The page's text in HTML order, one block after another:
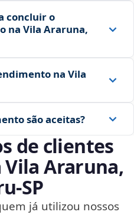
concluir o
na Vila Araruna,
na Vila
são aceitas?
de clientes
Araruna,
já utilizou nossos